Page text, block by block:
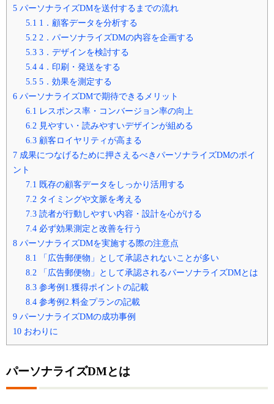
5 パーソナライズDMを送付するまでの流れ
5.1 1．顧客データを分析する
5.2 2．パーソナライズDMの内容を企画する
5.3 3．デザインを検討する
5.4 4．印刷・発送をする
5.5 5．効果を測定する
6 パーソナライズDMで期待できるメリット
6.1 レスポンス率・コンバージョン率の向上
6.2 見やすい・読みやすいデザインが組める
6.3 顧客ロイヤリティが高まる
7 成果につなげるために押さえるべきパーソナライズDMのポイ
ント
7.1 既存の顧客データをしっかり活用する
7.2 タイミングや文脈を考える
7.3 読者が行動しやすい内容・設計を心がける
7.4 必ず効果測定と改善を行う
8 パーソナライズDMを実施する際の注意点
8.1
「広告郵便物」として承認されないことが多い
8.2 「広告郵便物」として承認されるパーソナライズDMとは
8.3 参考例1.獲得ポイントの記載
8.4 参考例2.料金プランの記載
9 パーソナライズDMの成功事例
10 おわりに
パーソナライズDMとは